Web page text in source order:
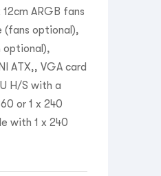
ARGB fans
(fans optional),
optional),
ATX,, VGA card
H/S with a
or 1 x 240
with 1 x 240